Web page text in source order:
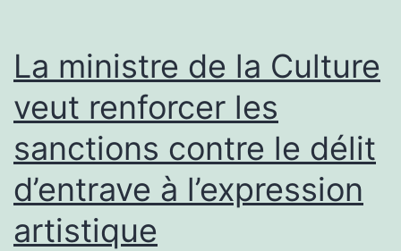
un
DJ
annonce
un
rendez-
vous
La ministre de la Culture
veut renforcer les
sanctions contre le délit
d’entrave à l’expression
artistique